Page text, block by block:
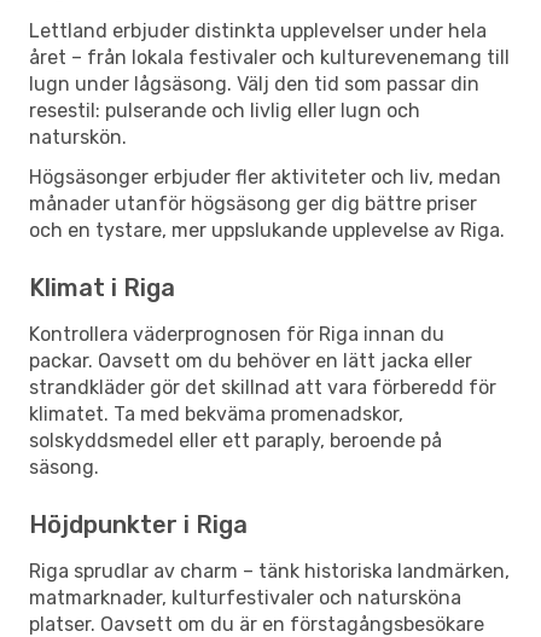
Lettland erbjuder distinkta upplevelser under hela
året – från lokala festivaler och kulturevenemang till
lugn under lågsäsong. Välj den tid som passar din
resestil: pulserande och livlig eller lugn och
naturskön.
Högsäsonger erbjuder fler aktiviteter och liv, medan
månader utanför högsäsong ger dig bättre priser
och en tystare, mer uppslukande upplevelse av Riga.
Klimat i Riga
Kontrollera väderprognosen för Riga innan du
packar. Oavsett om du behöver en lätt jacka eller
strandkläder gör det skillnad att vara förberedd för
klimatet. Ta med bekväma promenadskor,
solskyddsmedel eller ett paraply, beroende på
säsong.
Höjdpunkter i Riga
Riga sprudlar av charm – tänk historiska landmärken,
matmarknader, kulturfestivaler och natursköna
platser. Oavsett om du är en förstagångsbesökare